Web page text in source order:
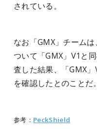
されている。
なお「GMX」チーム
ついて「GMX」V1と
査した結果、「GMX
を確認したとのことだ。
参考： PeckShield